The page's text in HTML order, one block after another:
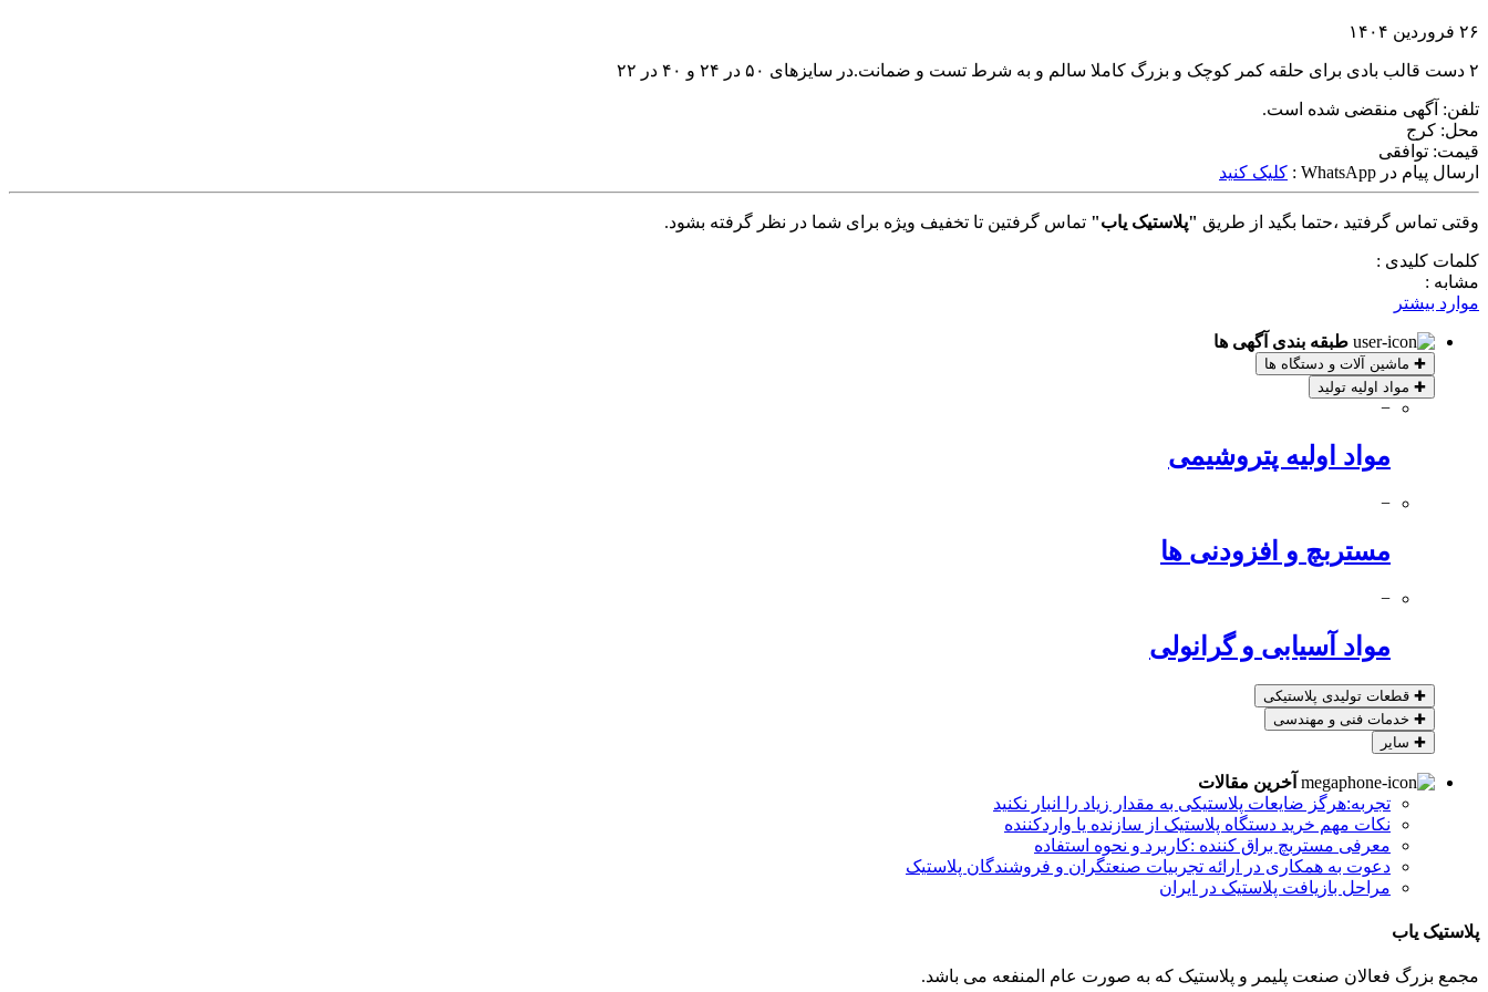
۲۶ فروردین ۱۴۰۴
۲ دست قالب بادی برای حلقه کمر کوچک و بزرگ کاملا سالم و به شرط تست و ضمانت.در سایزهای ۵۰ در ۲۴ و ۴۰ در ۲۲
تلفن: آگهی منقضی شده است.
محل: کرج
قیمت: توافقی
ارسال پیام در WhatsApp :
کلیک کنید
وقتی تماس گرفتید ،حتما بگید از طریق "پلاستیک یاب" تماس گرفتین تا تخفیف ویژه برای شما در نظر گرفته بشود.
کلمات کلیدی :
مشابه :
موارد بیشتر
طبقه بندی آگهی ها
✚ ماشین آلات و دستگاه ها
✚ مواد اولیه تولید
−
مواد اولیه پتروشیمی
−
مستربچ و افزودنی ها
−
مواد آسیابی و گرانولی
✚ قطعات تولیدی پلاستیکی
✚ خدمات فنی و مهندسی
✚ سایر
آخرین مقالات
تجربه:هرگز ضایعات پلاستیکی به مقدار زیاد را انبار نکنید
نکات مهم خرید دستگاه پلاستیک از سازنده یا واردکننده
معرفی مستربچ براق کننده :کاربرد و نحوه استفاده
دعوت به همکاری در ارائه تجربیات صنعتگران و فروشندگان پلاستیک
مراحل بازیافت پلاستیک در ایران
پلاستیک یاب
مجمع بزرگ فعالان صنعت پلیمر و پلاستیک که به صورت عام المنفعه می باشد.